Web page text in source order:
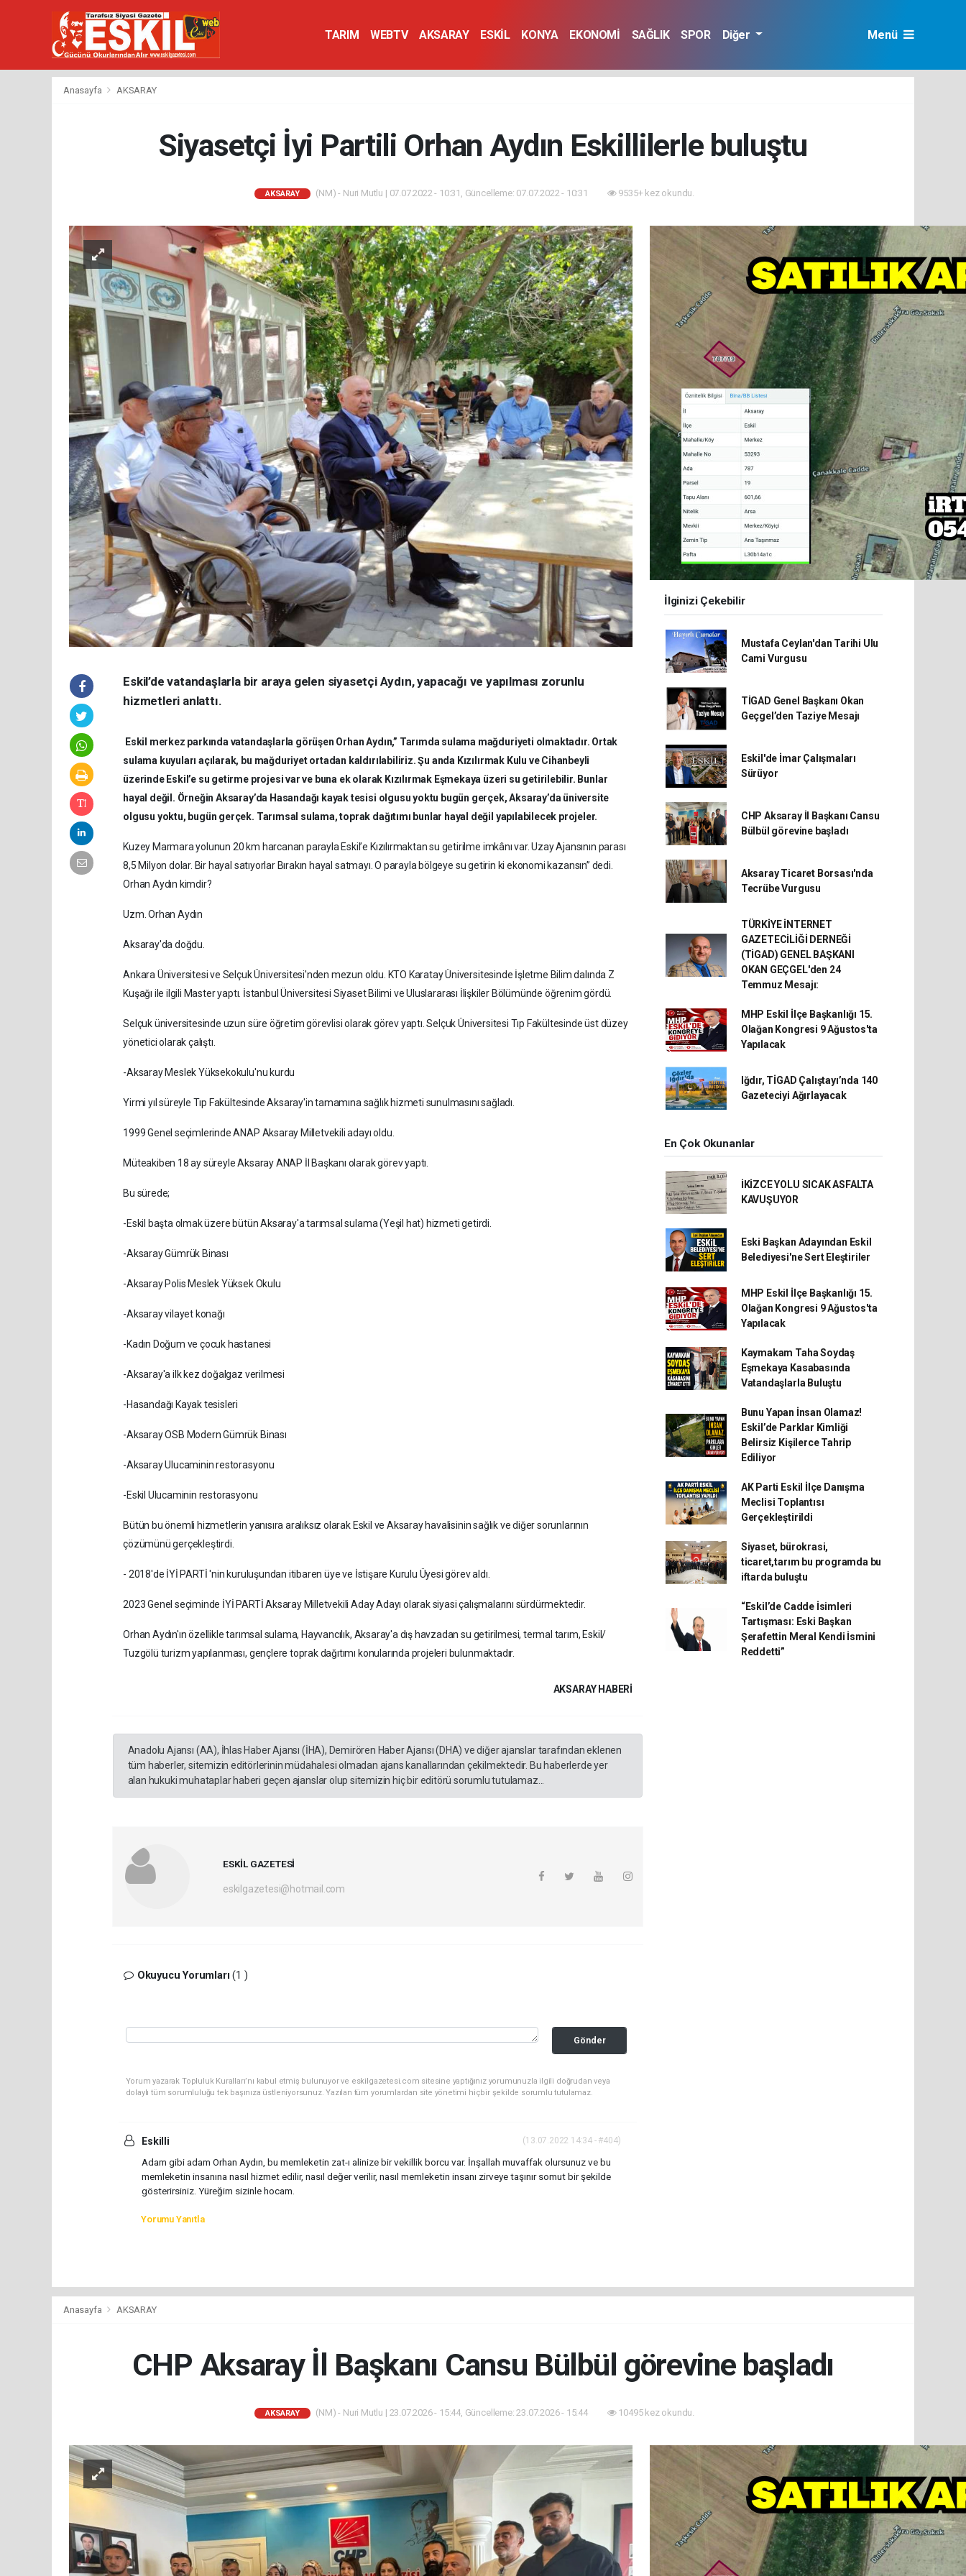
TARIM WEBTV AKSARAY ESKİL KONYA EKONOMİ SAĞLIK SPOR Diğer Menü
Anasayfa AKSARAY
Siyasetçi İyi Partili Orhan Aydın Eskillilerle buluştu
AKSARAY (NM) - Nuri Mutlu | 07.07.2022 - 10:31, Güncelleme: 07.07.2022 - 10:31 9535+ kez okundu.
Eskil’de vatandaşlarla bir araya gelen siyasetçi Aydın, yapacağı ve yapılması zorunlu
hizmetleri anlattı.
Eskil merkez parkında vatandaşlarla görüşen Orhan Aydın,” Tarımda sulama mağduriyeti olmaktadır. Ortak
sulama kuyuları açılarak, bu mağduriyet ortadan kaldırılabiliriz. Şu anda Kızılırmak Kulu ve Cihanbeyli
üzerinde Eskil’e su getirme projesi var ve buna ek olarak Kızılırmak Eşmekaya üzeri su getirilebilir. Bunlar
hayal değil. Örneğin Aksaray’da Hasandağı kayak tesisi olgusu yoktu bugün gerçek, Aksaray’da üniversite
olgusu yoktu, bugün gerçek. Tarımsal sulama, toprak dağıtımı bunlar hayal değil yapılabilecek projeler.
Kuzey Marmara yolunun 20 km harcanan parayla Eskil’e Kızılırmaktan su getirilme imkânı var. Uzay Ajansının parası
8,5 Milyon dolar. Bir hayal satıyorlar Bırakın hayal satmayı. O parayla bölgeye su getirin ki ekonomi kazansın” dedi.
Orhan Aydın kimdir?
Uzm. Orhan Aydın
Aksaray'da doğdu.
Ankara Üniversitesi ve Selçuk Üniversitesi'nden mezun oldu. KTO Karatay Üniversitesinde İşletme Bilim dalında Z
Kuşağı ile ilgili Master yaptı. İstanbul Üniversitesi Siyaset Bilimi ve Uluslararası İlişkiler Bölümünde öğrenim gördü.
Selçuk üniversitesinde uzun süre öğretim görevlisi olarak görev yaptı. Selçuk Üniversitesi Tıp Fakültesinde üst düzey
yönetici olarak çalıştı.
-Aksaray Meslek Yüksekokulu'nu kurdu
Yirmi yıl süreyle Tıp Fakültesinde Aksaray'in tamamına sağlık hizmeti sunulmasını sağladı.
1999 Genel seçimlerinde ANAP Aksaray Milletvekili adayı oldu.
Müteakiben 18 ay süreyle Aksaray ANAP İl Başkanı olarak görev yaptı.
Bu sürede;
-Eskil başta olmak üzere bütün Aksaray'a tarımsal sulama (Yeşil hat) hizmeti getirdi.
-Aksaray Gümrük Binası
-Aksaray Polis Meslek Yüksek Okulu
-Aksaray vilayet konağı
-Kadın Doğum ve çocuk hastanesi
-Aksaray'a ilk kez doğalgaz verilmesi
-Hasandağı Kayak tesisleri
-Aksaray OSB Modern Gümrük Binası
-Aksaray Ulucaminin restorasyonu
-Eskil Ulucaminin restorasyonu
Bütün bu önemli hizmetlerin yanısıra aralıksız olarak Eskil ve Aksaray havalisinin sağlık ve diğer sorunlarının
çözümünü gerçekleştirdi.
- 2018'de İYİ PARTİ 'nin kuruluşundan itibaren üye ve İstişare Kurulu Üyesi görev aldı.
2023 Genel seçiminde İYİ PARTİ Aksaray Milletvekili Aday Adayı olarak siyasi çalışmalarını sürdürmektedir.
Orhan Aydın'ın özellikle tarımsal sulama, Hayvancılık, Aksaray'a dış havzadan su getirilmesi, termal tarım, Eskil/
Tuzgölü turizm yapılanması, gençlere toprak dağıtımı konularında projeleri bulunmaktadır.
AKSARAY HABERİ
Anadolu Ajansı (AA), İhlas Haber Ajansı (İHA), Demirören Haber Ajansı (DHA) ve diğer ajanslar tarafından eklenen
tüm haberler, sitemizin editörlerinin müdahalesi olmadan ajans kanallarından çekilmektedir. Bu haberlerde yer
alan hukuki muhataplar haberi geçen ajanslar olup sitemizin hiç bir editörü sorumlu tutulamaz...
ESKİL GAZETESİ
eskilgazetesi@hotmail.com
Okuyucu Yorumları(1 )
Gönder
Yorum yazarak Topluluk Kuralları’nı kabul etmiş bulunuyor ve eskilgazetesi.com sitesine yaptığınız yorumunuzla ilgili doğrudan veya
dolaylı tüm sorumluluğu tek başınıza üstleniyorsunuz. Yazılan tüm yorumlardan site yönetimi hiçbir şekilde sorumlu tutulamaz.
Eskilli (13.07.2022 14:34 - #404)
Adam gibi adam Orhan Aydın, bu memleketin zat-ı alinize bir vekillik borcu var. İnşallah muvaffak olursunuz ve bu
memleketin insanına nasıl hizmet edilir, nasıl değer verilir, nasıl memleketin insanı zirveye taşınır somut bir şekilde
gösterirsiniz. Yüreğim sizinle hocam.
Yorumu Yanıtla
İlginizi Çekebilir
Mustafa Ceylan'dan Tarihi Ulu
Cami Vurgusu
TİGAD Genel Başkanı Okan
Geçgel’den Taziye Mesajı
Eskil'de İmar Çalışmaları
Sürüyor
CHP Aksaray İl Başkanı Cansu
Bülbül görevine başladı
Aksaray Ticaret Borsası'nda
Tecrübe Vurgusu
TÜRKİYE İNTERNET
GAZETECİLİĞİ DERNEĞİ
(TİGAD) GENEL BAŞKANI
OKAN GEÇGEL'den 24
Temmuz Mesajı:
MHP Eskil İlçe Başkanlığı 15.
Olağan Kongresi 9 Ağustos'ta
Yapılacak
Iğdır, TİGAD Çalıştayı’nda 140
Gazeteciyi Ağırlayacak
En Çok Okunanlar
İKİZCE YOLU SICAK ASFALTA
KAVUŞUYOR
Eski Başkan Adayından Eskil
Belediyesi'ne Sert Eleştiriler
MHP Eskil İlçe Başkanlığı 15.
Olağan Kongresi 9 Ağustos'ta
Yapılacak
Kaymakam Taha Soydaş
Eşmekaya Kasabasında
Vatandaşlarla Buluştu
Bunu Yapan İnsan Olamaz!
Eskil’de Parklar Kimliği
Belirsiz Kişilerce Tahrip
Ediliyor
AK Parti Eskil İlçe Danışma
Meclisi Toplantısı
Gerçekleştirildi
Siyaset, bürokrasi,
ticaret,tarım bu programda bu
iftarda buluştu
“Eskil’de Cadde İsimleri
Tartışması: Eski Başkan
Şerafettin Meral Kendi İsmini
Reddetti”
Anasayfa AKSARAY
CHP Aksaray İl Başkanı Cansu Bülbül görevine başladı
AKSARAY (NM) - Nuri Mutlu | 23.07.2026 - 15:44, Güncelleme: 23.07.2026 - 15:44 10495 kez okundu.